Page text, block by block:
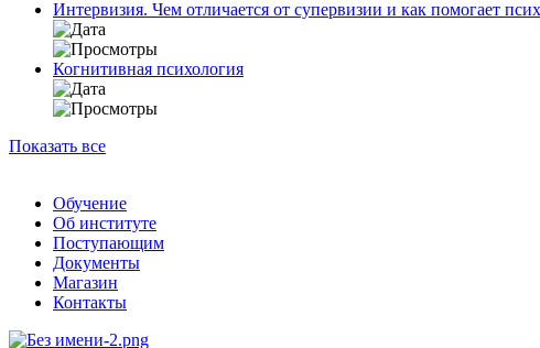
Интервизия. Чем отличается от супервизии и как помогает
Когнитивная психология
Показать все
Обучение
Об институте
Поступающим
Документы
Магазин
Контакты